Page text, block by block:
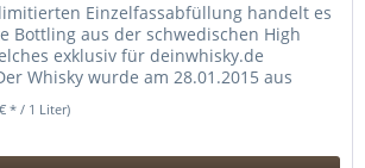
Einzelfassabfüllung handelt es
Bottling aus der schwedischen High
exklusiv für deinwhisky.de
Whisky wurde am 28.01.2015 aus
* / 1 Liter)